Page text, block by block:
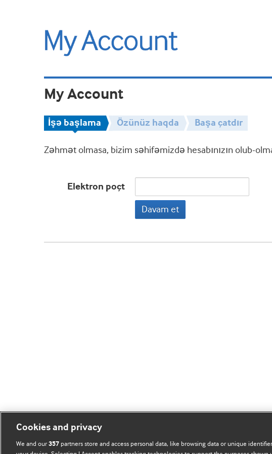
My Account
İşə başlama Özünüz haqda Başa çatdır
Zəhmət olmasa, bizim səhifəmizdə hesabınızın olub-
Elektron poçt
Davam et
Cookies and privacy
We and our357 partners store and access personal data, like browsing data or unique